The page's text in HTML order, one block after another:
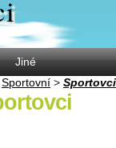
Jiné
Sportovní > Sportovci